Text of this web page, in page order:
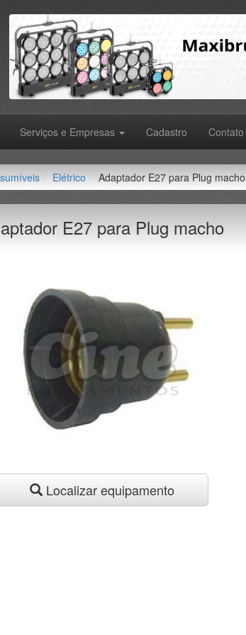
Serviços e Empresas Cadastro Contato
Elétrico Adaptador E27 para Plug macho
E27 para Plug macho
Localizar equipamento